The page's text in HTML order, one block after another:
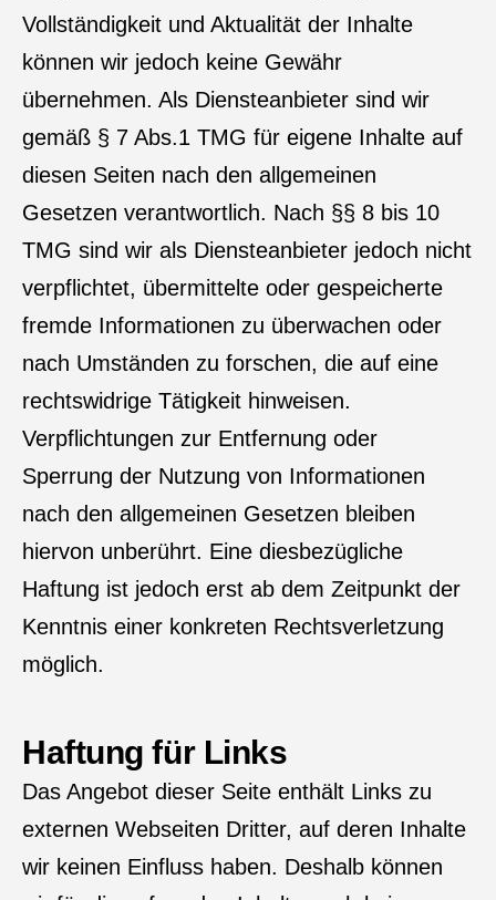
Vollständigkeit und Aktualität der Inhalte
können wir jedoch keine Gewähr
übernehmen. Als Diensteanbieter sind wir
gemäß § 7 Abs.1 TMG für eigene Inhalte auf
diesen Seiten nach den allgemeinen
Gesetzen verantwortlich. Nach §§ 8 bis 10
TMG sind wir als Diensteanbieter jedoch nicht
verpflichtet, übermittelte oder gespeicherte
fremde Informationen zu überwachen oder
nach Umständen zu forschen, die auf eine
rechtswidrige Tätigkeit hinweisen.
Verpflichtungen zur Entfernung oder
Sperrung der Nutzung von Informationen
nach den allgemeinen Gesetzen bleiben
hiervon unberührt. Eine diesbezügliche
Haftung ist jedoch erst ab dem Zeitpunkt der
Kenntnis einer konkreten Rechtsverletzung
möglich.
Haftung für Links
Das Angebot dieser Seite enthält Links zu
externen Webseiten Dritter, auf deren Inhalte
wir keinen Einfluss haben. Deshalb können